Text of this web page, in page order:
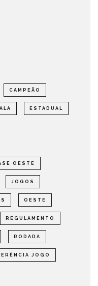
CAMPEÃO
ESTADUAL
OESTE
JOGOS
OESTE
REGULAMENTO
RODADA
JOGO